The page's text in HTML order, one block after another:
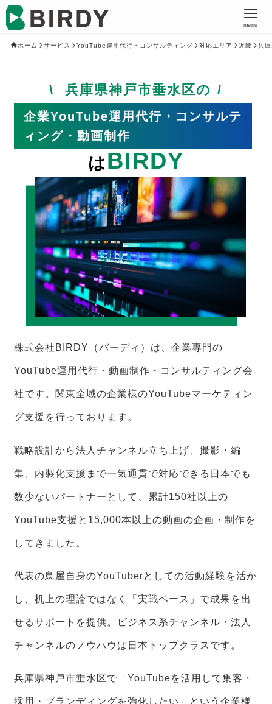
menu
ホーム サービス YouTube運用代行・コンサルティング 対応エリア 近畿 兵
兵庫県神戸市垂水区の
企業YouTube運用代行・コンサルテ
ィング・動画制作
はBIRDY
株式会社BIRDY（バーディ）は、企業専門の
YouTube運用代行・動画制作・コンサルティング会
社です。関東全域の企業様のYouTubeマーケティン
グ支援を行っております。
戦略設計から法人チャンネル立ち上げ、撮影・編
集、内製化支援まで一気通貫で対応できる日本でも
数少ないパートナーとして、累計150社以上の
YouTube支援と15,000本以上の動画の企画・制作を
してきました。
代表の鳥屋自身のYouTuberとしての活動経験を活か
し、机上の理論ではなく「実戦ベース」で成果を出
せるサポートを提供。ビジネス系チャンネル・法人
チャンネルのノウハウは日本トップクラスです。
兵庫県神戸市垂水区で「YouTubeを活用して集客・
採用・ブランディングを強化したい」という企業様